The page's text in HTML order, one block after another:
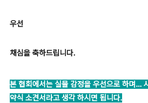
우선
채심을 축하드립니다.
본 협회에서는 실물 감정을 우선으로 하며...
약식 소견서라고 생각 하시면 됩니다.